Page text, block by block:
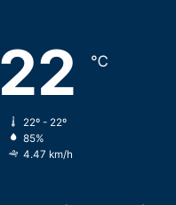
22 ℃
22º - 22º
85%
4.47 km/h